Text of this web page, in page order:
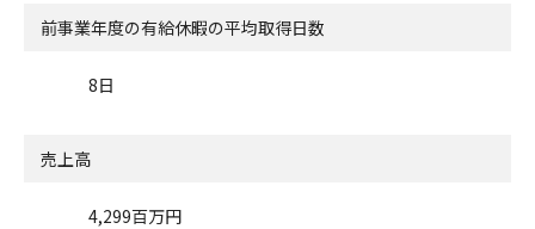
前事業年度の有給休暇の平均取得日数
8日
売上高
4,299百万円